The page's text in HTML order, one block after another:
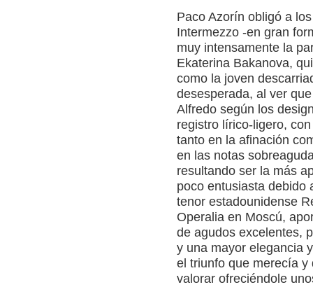
Paco Azorín obligó a
Intermezzo -en gran
muy intensamente la
Ekaterina Bakanova,
como la joven
desesperada, al ver
Alfredo según los
registro lírico-ligero,
tanto en la afinación
en las notas
resultando ser la más
poco entusiasta debido
tenor estadounidense
Operalia en Moscú,
de agudos excelentes,
y una mayor elegancia
el triunfo que merecía y
valorar ofreciéndole